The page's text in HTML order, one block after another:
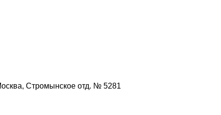
Стромынское отд. № 5281